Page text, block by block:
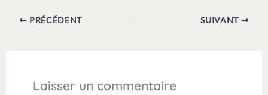
PRÉCÉDENT SUIVANT
Laisser un commentaire